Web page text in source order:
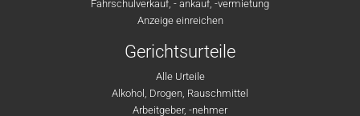
Fahrschulverkauf, - ankauf, -vermietung
Anzeige einreichen
Gerichtsurteile
Alle Urteile
Alkohol, Drogen, Rauschmittel
Arbeitgeber, -nehmer